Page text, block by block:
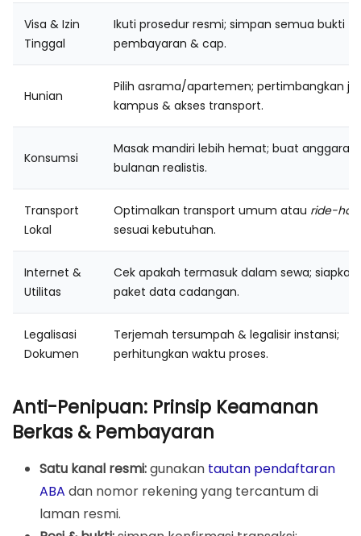
Visa & Izin
Tinggal
Ikuti prosedur resmi; simpan semua bukti
pembayaran & cap.
Hunian
Pilih asrama/apartemen; pertimbangkan
kampus & akses transport.
Konsumsi
Masak mandiri lebih hemat; buat anggaran
bulanan realistis.
Transport
Lokal
Optimalkan transport umum atau ride-
sesuai kebutuhan.
Internet &
Utilitas
Cek apakah termasuk dalam sewa; siapkan
paket data cadangan.
Legalisasi
Dokumen
Terjemah tersumpah & legalisir instansi;
perhitungkan waktu proses.
Anti-Penipuan: Prinsip Keamanan
Berkas & Pembayaran
Satu kanal resmi:gunakan tautan pendaftaran
ABA dan nomor rekening yang tercantum di
laman resmi.